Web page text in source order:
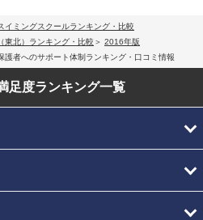
イミングスクールランキング・比較
東北）ランキング・比較
2016年版
護者へのサポート体制ランキング・口コミ情報
足度ランキング一覧